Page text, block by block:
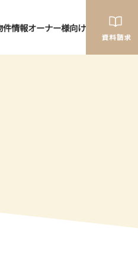
件情報オーナー様向け